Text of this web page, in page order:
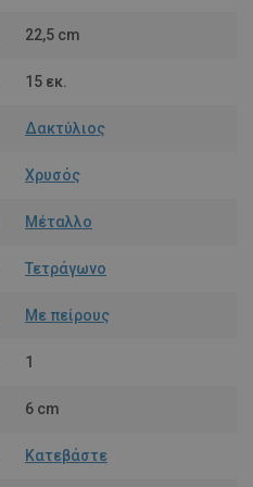
22,5 cm
15 εκ.
Δακτύλιος
Χρυσός
Μέταλλο
Τετράγωνο
Με πείρους
1
6 cm
Κατεβάστε